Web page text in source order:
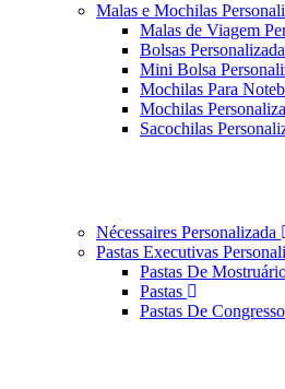
Malas e Mochilas
Malas de Viagem
Bolsas
Mini Bolsa
Mochilas Para
Mochilas
Sacochilas
Nécessaires Personalizada
Pastas Executivas
Pastas De
Pastas
Pastas De Congresso